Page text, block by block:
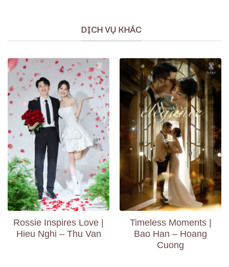
DỊCH VỤ KHÁC
Rossie Inspires Love |
Hieu Nghi – Thu Van
Timeless Moments |
Bao Han – Hoang
Cuong